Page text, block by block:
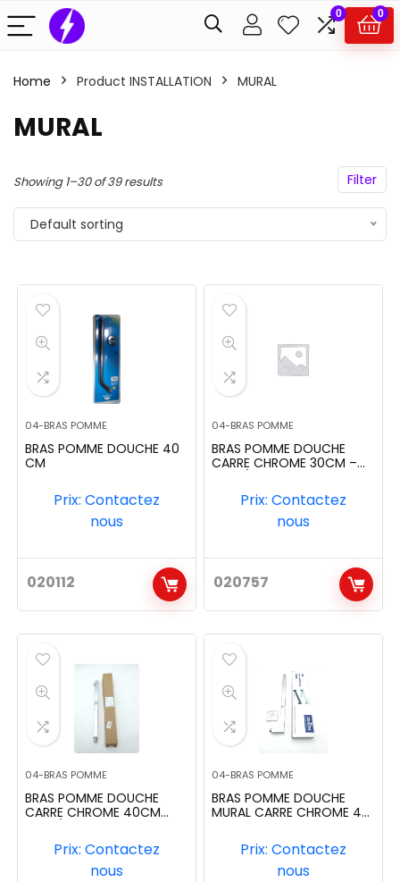
0 0
Home Product INSTALLATION MURAL
MURAL
Filter
Showing 1–30 of 39 results
Default sorting
04-BRAS POMME
BRAS POMME DOUCHE 40
CM
020112
Prix: Contactez
nous
04-BRAS POMME
BRAS POMME DOUCHE
CARRE CHROME 30CM –
020757
Prix: Contactez
nous
04-BRAS POMME
BRAS POMME DOUCHE
CARRE CHROME 40CM
Prix: Contactez
nous
04-BRAS POMME
BRAS POMME DOUCHE
MURAL CARRE CHROME 40
Prix: Contactez
nous